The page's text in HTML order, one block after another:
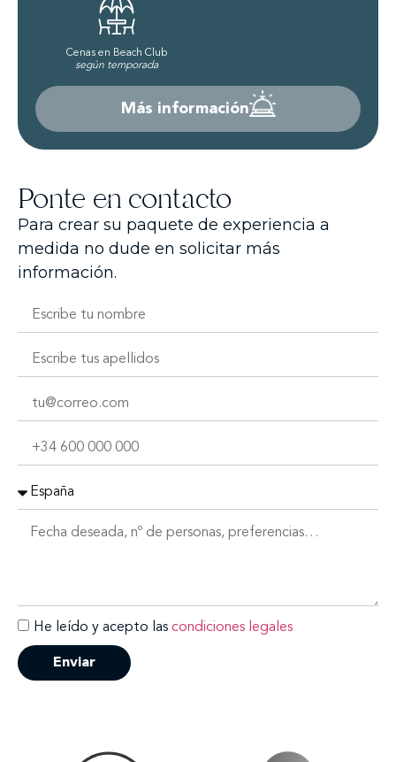
Cenas en Beach Club
según temporada
Más información
Ponte en contacto
Para crear su paquete de experiencia a
medida no dude en solicitar más
información.
He leído y acepto las condiciones legales
Enviar